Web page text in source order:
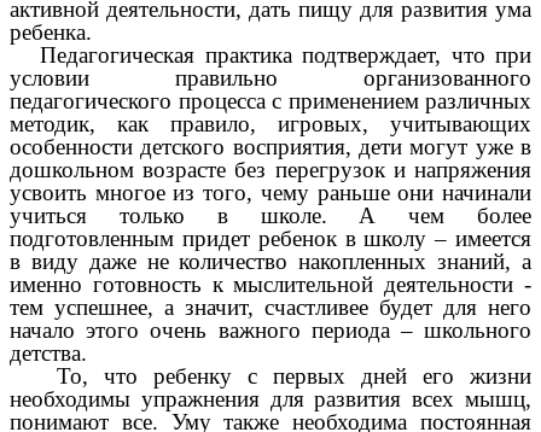
активной деятельности, дать пищу для развития ума
ребенка.
Педагогическая практика подтверждает, что при
условии правильно организованного
педагогического процесса с применением различных
методик, как правило, игровых, учитывающих
особенности детского восприятия, дети могут уже в
дошкольном возрасте без перегрузок и напряжения
усвоить многое из того, чему раньше они начинали
учиться только в школе. А чем более
подготовленным придет ребенок в школу – имеется
в виду даже не количество накопленных знаний, а
именно готовность к мыслительной деятельности -
тем успешнее, а значит, счастливее будет для него
начало этого очень важного периода – школьного
детства.
То, что ребенку с первых дней его жизни
необходимы упражнения для развития всех мышц,
понимают все. Уму также необходима постоянная